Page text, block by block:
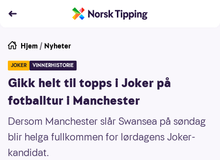
Hjem / Nyheter
JOKER VINNERHISTORIE
Gikk helt til topps i Joker på
fotballtur i Manchester
Dersom Manchester slår Swansea på søndag
blir helga fullkommen for lørdagens Joker-
kandidat.